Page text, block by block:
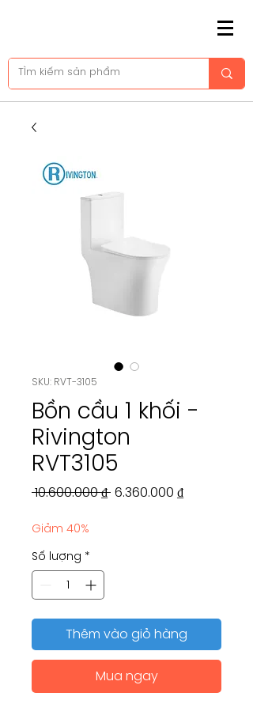
SKU: RVT-3105
Bồn cầu 1 khối -
Rivington
RVT3105
10.600.000 ₫ Giá
6.360.000 ₫Giá
Giảm 40%
Số lượng *
Thêm vào giỏ hàng
Mua ngay